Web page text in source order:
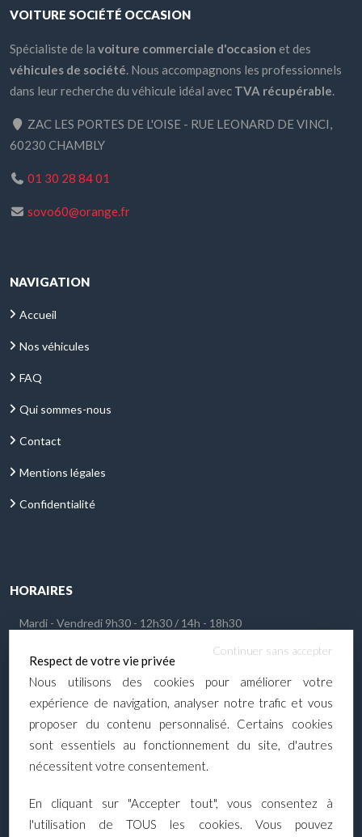
VOITURE SOCIÉTÉ OCCASION
Spécialiste de la voiture commerciale d'occasion et des
véhicules de société. Nous accompagnons les professionnels
dans leur recherche du véhicule idéal avec TVA récupérable.
ZAC LES PORTES DE L'OISE - RUE LEONARD DE VINCI,
60230 CHAMBLY
01 30 28 84 01
sovo60@orange.fr
NAVIGATION
Accueil
Nos véhicules
FAQ
Qui sommes-nous
Contact
Mentions légales
Confidentialité
HORAIRES
Mardi - Vendredi 9h30 - 12h30 / 14h - 18h30
Samedi 9h30 - 12h30 / 14h - 17h
Dimanche - LundiFermé
NOUS CONTACTER
Une question sur un véhicule ?
Continuer sans accepter
Respect de votre vie privée
Nous utilisons des cookies pour améliorer votre
expérience de navigation, analyser notre trafic et vous
proposer du contenu personnalisé. Certains cookies
sont essentiels au fonctionnement du site, d'autres
nécessitent votre consentement.
En cliquant sur "Accepter tout", vous consentez à
l'utilisation de TOUS les cookies. Vous pouvez